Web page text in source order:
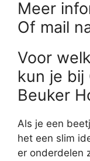
Meer
Of mail
Voor
kun je bij
Beuker
Als je een
het een slim
er onderdelen